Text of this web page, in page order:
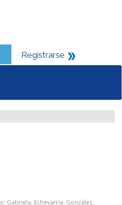
Registrarse
Gabriela, Echevarría; González,